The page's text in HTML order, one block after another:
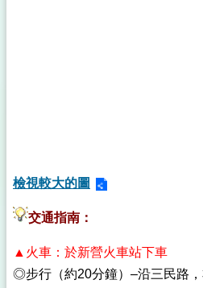
檢視較大的圖
交通指南：
▲火車：於新營火車站下車
◎步行（約20分鐘）–沿三民路